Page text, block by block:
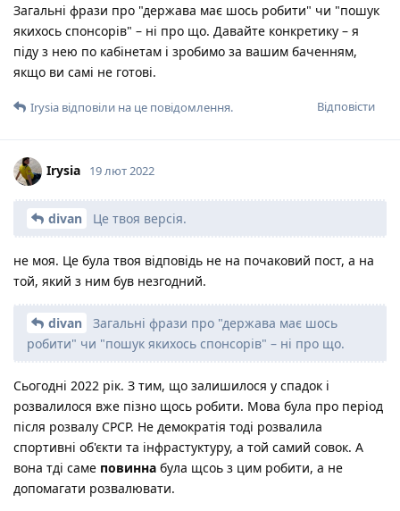
Загальні фрази про "держава має шось робити" чи "пошук
якихось спонсорів" – ні про що. Давайте конкретику – я
піду з нею по кабінетам і зробимо за вашим баченням,
якщо ви самі не готові.
Відповісти
Irysia відповіли на це повідомлення.
Irysia 19 лют 2022
divan Це твоя версія.
не моя. Це була твоя відповідь не на почаковий пост, а на
той, який з ним був незгодний.
divan
Загальні фрази про "держава має шось
робити" чи "пошук якихось спонсорів" – ні про що.
Сьогодні 2022 рік. З тим, що залишилося у спадок і
розвалилося вже пізно щось робити. Мова була про період
після розвалу СРСР. Не демократія тоді розвалила
спортивні об'єкти та інфрастуктуру, а той самий совок. А
вона тді саме повинна була щсоь з цим робити, а не
допомагати розвалювати.